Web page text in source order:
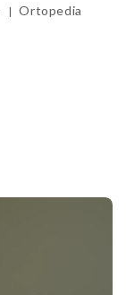
| Ortopedia